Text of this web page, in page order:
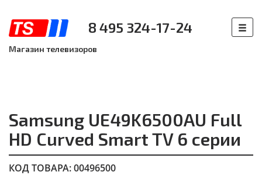
8 495 324-17-24
Магазин телевизоров
Samsung UE49K6500AU Full
HD Curved Smart TV 6 серии
КОД ТОВАРА: 00496500